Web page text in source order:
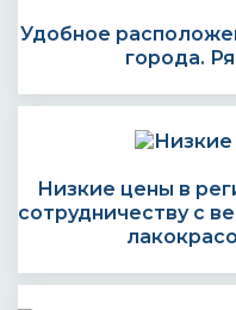
Удобное
города.
Низкие цены в
сотрудничеству с